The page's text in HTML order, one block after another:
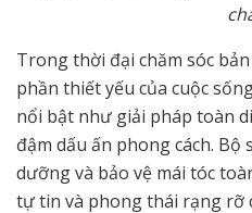
Trong thời đại chăm sóc
phần thiết yếu của cuộc
nổi bật như giải pháp toàn
đậm dấu ấn phong cách.
dưỡng và bảo vệ mái tóc
tự tin và phong thái rạng rỡ